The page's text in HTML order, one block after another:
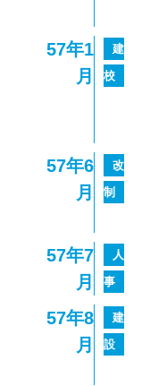
57年1
月
建
校
57年6
月
改
制
57年7
月
人
事
57年8
月
建
設